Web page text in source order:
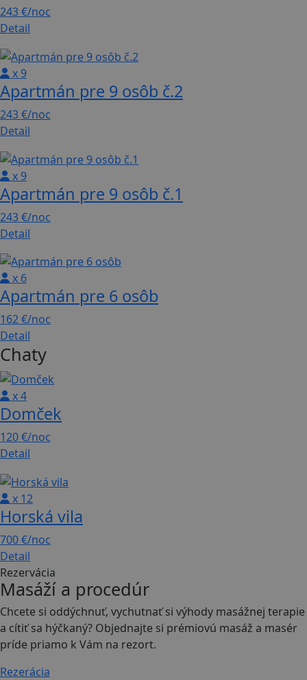
243 €/noc
Detail
x 9
Apartmán pre 9 osôb č.2
243 €/noc
Detail
x 9
Apartmán pre 9 osôb č.1
243 €/noc
Detail
x 6
Apartmán pre 6 osôb
162 €/noc
Detail
Chaty
x 4
Domček
120 €/noc
Detail
x 12
Horská vila
700 €/noc
Detail
Rezervácia
Masáží a procedúr
Chcete si oddýchnuť, vychutnať si výhody masážnej terapie
a cítiť sa hýčkaný? Objednajte si prémiovú masáž a masér
príde priamo k Vám na rezort.
Rezerácia